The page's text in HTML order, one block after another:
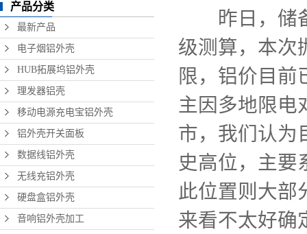
产品分类
最新产品
电子烟铝外壳
HUB拓展坞铝外壳
理发器铝壳
移动电源充电宝铝外壳
铝外壳开关面板
数据线铝外壳
无线充铝外壳
硬盘盒铝外壳
音响铝外壳加工
昨日，储备
级测算，本次
限，铝价目前
主因多地限电
市，我们认为
史高位，主要
此位置则大部
来看不太好确